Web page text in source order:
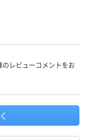
レビューコメントをお